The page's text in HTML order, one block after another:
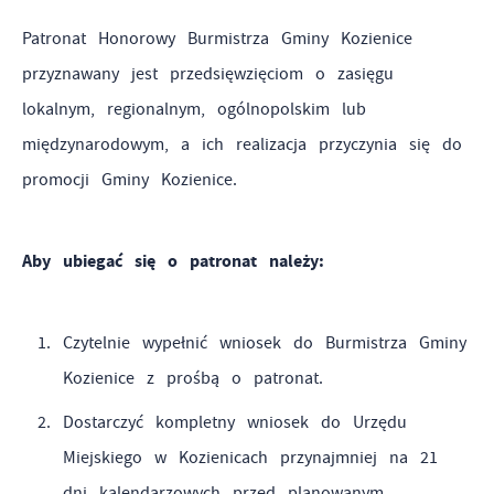
Patronat Honorowy Burmistrza Gminy Kozienice
przyznawany jest przedsięwzięciom o zasięgu
lokalnym, regionalnym, ogólnopolskim lub
międzynarodowym, a ich realizacja przyczynia się do
promocji Gminy Kozienice.
Aby ubiegać się o patronat należy:
Czytelnie wypełnić wniosek do Burmistrza Gminy
Kozienice z prośbą o patronat.
Dostarczyć kompletny wniosek do Urzędu
Miejskiego w Kozienicach przynajmniej na 21
preferencji prywatności, logowania czy wypełniania
formularzy. Dzięki plikom cookies strona, z której
korzystasz, może działać bez zakłóceń.
Funkcjonalne i personalizacyjne
Tego typu pliki cookies umożliwiają stronie internetowej
zapamiętanie wprowadzonych przez Ciebie ustawień oraz
personalizację określonych funkcjonalności czy
Dzięki tym plikom cookies możemy zapewnić Ci większy
Wyrażenie zgody na funkcjonalne i personalizacyjne pliki
cookies gwarantuje dostępność większej ilości funkcji na
stronie.
Więcej
Analityczne
Analityczne pliki cookies pomagają nam rozwijać się i
dostosowywać do Twoich potrzeb.
Cookies analityczne pozwalają na uzyskanie informacji w